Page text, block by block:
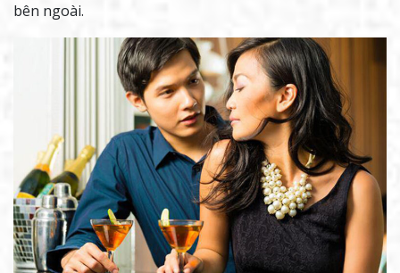
bên ngoài.